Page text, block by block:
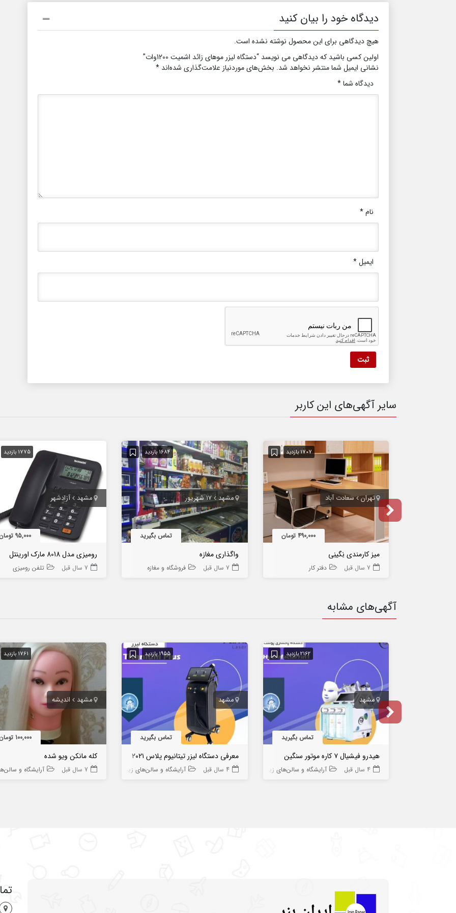
دیدگاه خود را بیان کنید
هیچ دیدگاهی برای این محصول نوشته نشده است.
اولین کسی باشید که دیدگاهی می نویسد “دستگاه لیزر موهای زائد اشمیت 1200وات”
نشانی ایمیل شما منتشر نخواهد شد. بخش‌های موردنیاز علامت‌گذاری شده‌اند *
دیدگاه شما*
نام*
ایمیل*
سایر آگهی‌های این کاربر
1707 بازدید
تهران سعادت‌ آباد
490,000 تومان
میز کارمندی نِگینِی
7 سال قبل دفتر کار
1684 بازدید
مشهد ۱۷ شهریور
تماس بگیرید
واگذاری مغازه
7 سال قبل فروشگاه و مغازه
1775 بازدید
مشهد آزادشهر
95,000 تومان
رومیزی مدل 8018 مارک اورینتل
7 سال قبل تلفن رومیزی
آگهی‌های مشابه
2162 بازدید
مشهد
تماس بگیرید
هیدرو فیشیال ۷ کاره موتور سنگین
4 سال قبل آرایشگاه و سالن‌های زیبایی
1955 بازدید
مشهد
تماس بگیرید
معرفی دستگاه لیزر تیتانیوم پلاس ۲۰۲۱
4 سال قبل آرایشگاه و سالن‌های زیبایی
1761 بازدید
مشهد اندیشه
100,000 تومان
کله مانکن ویو شده
7 سال قبل آرایشگاه و